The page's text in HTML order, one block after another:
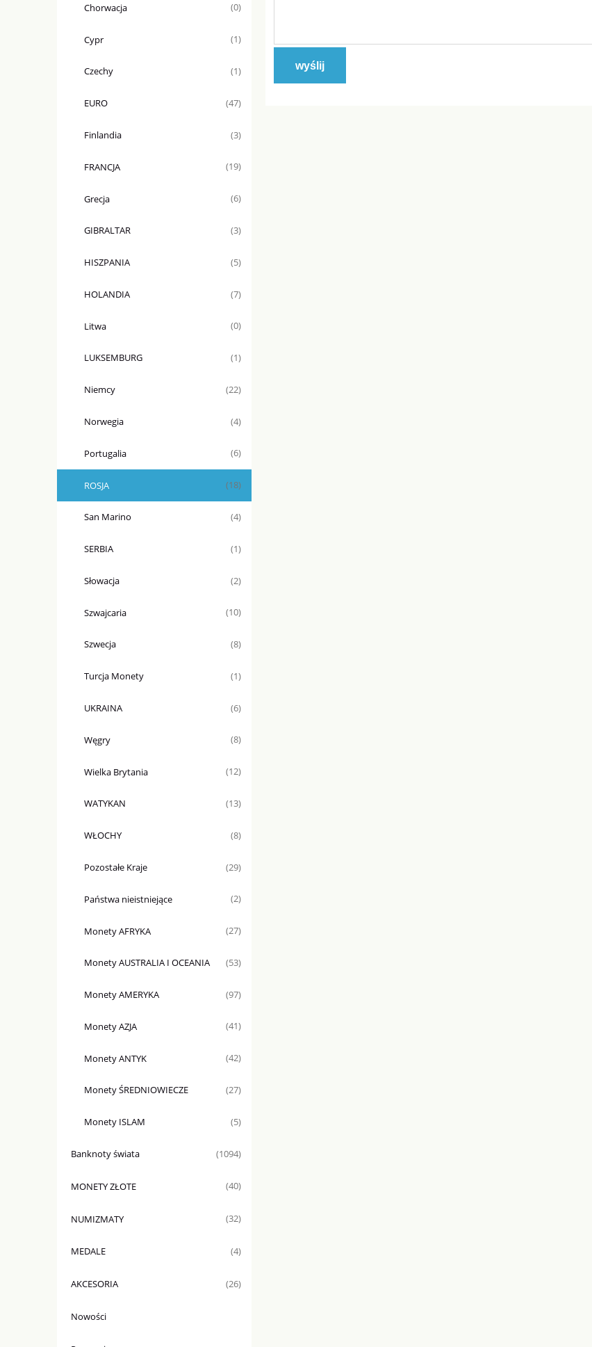
Chorwacja (0)
Cypr (1)
Czechy (1)
EURO (47)
Finlandia (3)
FRANCJA (19)
Grecja (6)
GIBRALTAR (3)
HISZPANIA (5)
HOLANDIA (7)
Litwa (0)
LUKSEMBURG (1)
Niemcy (22)
Norwegia (4)
Portugalia (6)
ROSJA (18)
San Marino (4)
SERBIA (1)
Słowacja (2)
Szwajcaria (10)
Szwecja (8)
Turcja Monety (1)
UKRAINA (6)
Węgry (8)
Wielka Brytania (12)
WATYKAN (13)
WŁOCHY (8)
Pozostałe Kraje (29)
Państwa nieistniejące (2)
Monety AFRYKA (27)
Monety AUSTRALIA I OCEANIA (53)
Monety AMERYKA (97)
Monety AZJA (41)
Monety ANTYK (42)
Monety ŚREDNIOWIECZE (27)
Monety ISLAM (5)
Banknoty świata (1094)
MONETY ZŁOTE (40)
NUMIZMATY (32)
MEDALE (4)
AKCESORIA (26)
Nowości
wyślij